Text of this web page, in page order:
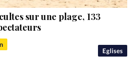
Eglises
sur une plage, 133